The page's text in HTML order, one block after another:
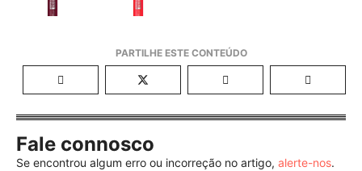
Fale connosco
Se encontrou algum erro ou incorreção no artigo, alerte-nos.